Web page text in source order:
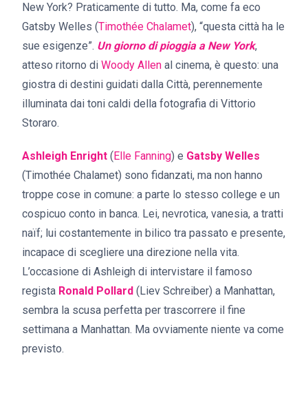
New York? Praticamente di tutto. Ma, come fa eco
Gatsby Welles (Timothée Chalamet), “questa città ha le
sue esigenze”. Un giorno di pioggia a New York,
atteso ritorno di Woody Allen al cinema, è questo: una
giostra di destini guidati dalla Città, perennemente
illuminata dai toni caldi della fotografia di Vittorio
Storaro.
Ashleigh Enright (Elle Fanning) e Gatsby Welles
(Timothée Chalamet) sono fidanzati, ma non hanno
troppe cose in comune: a parte lo stesso college e un
cospicuo conto in banca. Lei, nevrotica, vanesia, a tratti
naïf; lui costantemente in bilico tra passato e presente,
incapace di scegliere una direzione nella vita.
L’occasione di Ashleigh di intervistare il famoso
regista Ronald Pollard (Liev Schreiber) a Manhattan,
sembra la scusa perfetta per trascorrere il fine
settimana a Manhattan. Ma ovviamente niente va come
previsto.